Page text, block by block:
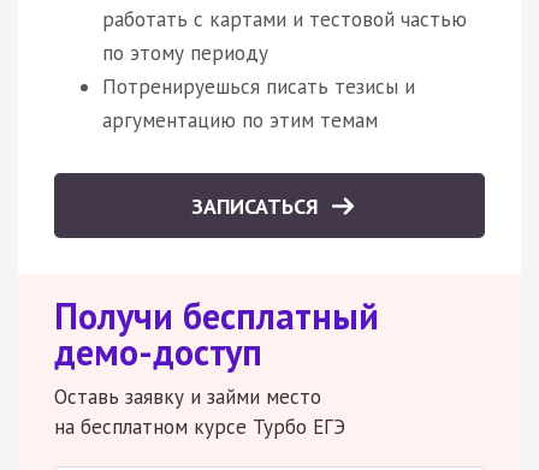
работать с картами и тестовой частью
по этому периоду
Потренируешься писать тезисы и
аргументацию по этим темам
ЗАПИСАТЬСЯ
Получи бесплатный
демо-доступ
Оставь заявку и займи место
на бесплатном курсе Турбо ЕГЭ